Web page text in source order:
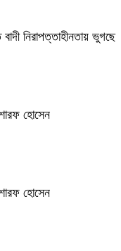
নিরাপত্তাহীনতায় ভুগছে
হোসেন
হোসেন